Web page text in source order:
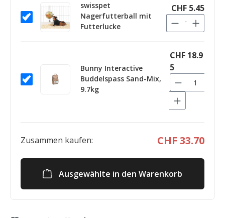
swisspet
Nagerfutterball mit
Futterlucke
CHF 5.45
Bunny Interactive
Buddelspass Sand-Mix,
9.7kg
CHF 18.9
5
Zusammen kaufen: CHF 33.70
Ausgewählte in den Warenkorb